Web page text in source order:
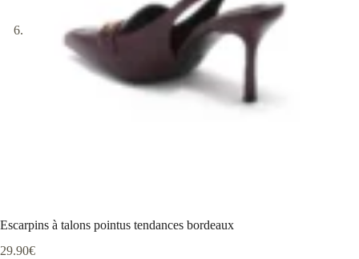
Escarpins à talons pointus tendances bordeaux
29.90€